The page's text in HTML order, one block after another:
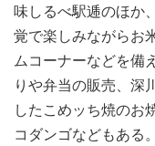
味しるべ駅逓のほか
覚で楽しみながらお
ムコーナーなどを備
りや弁当の販売、深
したこめッち焼のお
コダンゴなどもある。